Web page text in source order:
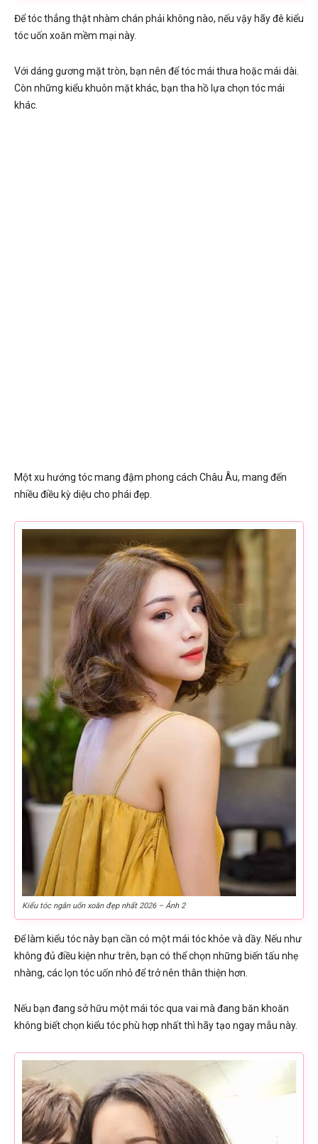
Để tóc thẳng thật nhàm chán phải không nào, nếu vậy hãy đê kiểu
tóc uốn xoăn mềm mại này.
Với dáng gương mặt tròn, bạn nên để tóc mái thưa hoặc mái dài.
Còn những kiểu khuôn mặt khác, bạn tha hồ lựa chọn tóc mái
khác.
Một xu hướng tóc mang đậm phong cách Châu Âu, mang đến
nhiều điều kỳ diệu cho phái đẹp.
Kiểu tóc ngắn uốn xoăn đẹp nhất 2026 – Ảnh 2
Để làm kiểu tóc này bạn cần có một mái tóc khỏe và dầy. Nếu như
không đủ điều kiện như trên, bạn có thể chọn những biến tấu nhẹ
nhàng, các lọn tóc uốn nhỏ để trở nên thân thiện hơn.
Nếu bạn đang sở hữu một mái tóc qua vai mà đang băn khoăn
không biết chọn kiểu tóc phù hợp nhất thì hãy tạo ngay mẫu này.